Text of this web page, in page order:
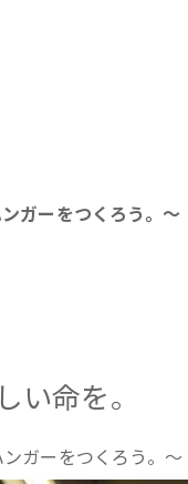
ガーをつくろう。～
い命を。
ガーをつくろう。～